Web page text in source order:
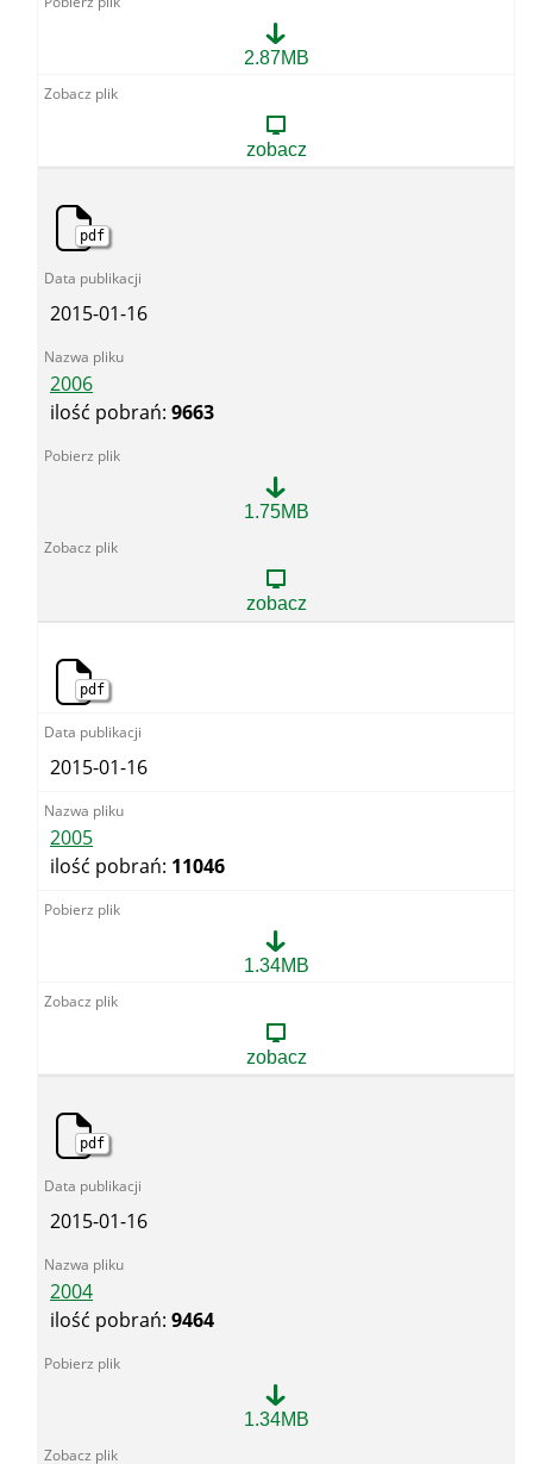
2.87MB
zobacz
pdf
2015-01-16
2006
ilość pobrań: 9663
1.75MB
zobacz
pdf
2015-01-16
2005
ilość pobrań: 11046
1.34MB
zobacz
pdf
2015-01-16
2004
ilość pobrań: 9464
1.34MB